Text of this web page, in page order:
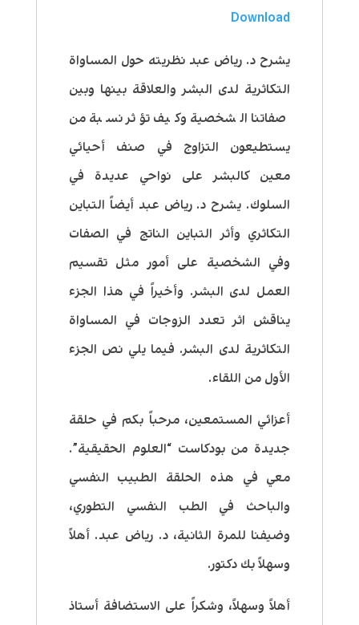
Download
يشرح د. رياض عبد نظريته حول المساواة
التكاثرية لدى البشر والعلاقة بينها وبين
صفاتنا الشخصية وكيف تؤثر نسبة من
يستطيعون التزاوج في صنف أحيائي
معين كالبشر على نواحي عديدة في
السلوك. يشرح د. رياض عبد أيضاً التباين
التكاثري وأثر التباين الناتج في الصفات
وفي الشخصية على أمور مثل تقسيم
العمل لدى البشر. وأخيراً في هذا الجزء
يناقش اثر تعدد الزوجات في المساواة
التكاثرية لدى البشر. فيما يلي نص الجزء
الأول من اللقاء.
أعزائي المستمعين، مرحباً بكم في حلقة
جديدة من بودكاست “العلوم الحقيقية”.
معي في هذه الحلقة الطبيب النفسي
والباحث في الطب النفسي التطوري،
وضيفنا للمرة الثانية، د. رياض عبد. أهلاً
وسهلاً بك دكتور.
أهلاً وسهلاً، وشكراً على الاستضافة أستاذ